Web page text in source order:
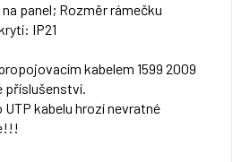
panel; Rozměr rámečku
IP21
kabelem 1599 2009
příslušenství.
kabelu hrozí nevratné